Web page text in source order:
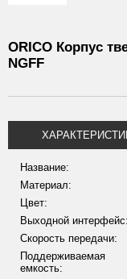
ORICO Корпус
NGFF
Название:
Материал:
Цвет:
Выходной интерфейс:
Скорость передачи:
Поддерживаемая
емкость: